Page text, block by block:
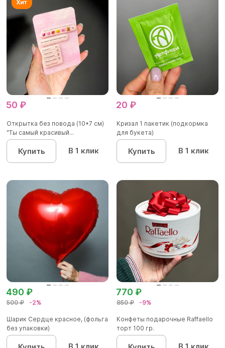
50 ₽
Открытка без повода (10*7 см)
"Ты самый красивый...
Купить В 1 клик
20 ₽
Кризал 1 пакетик (подкормка
для букета)
Купить В 1 клик
500 ₽ -2%
490 ₽
Шарик Сердце красное, (фольга
без упаковки)
850 ₽ -9%
770 ₽
Конфеты подарочные Raffaello
торт 100 гр.